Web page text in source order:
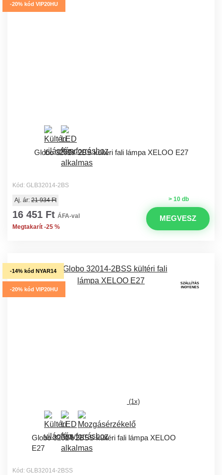
-20% kód VIP20HU
Globo 32014-2BS kültéri fali lámpa XELOO E27
Kód: GLB32014-2BS
> 10 db
Aj. ár: 21 934 Ft
16 451 Ft ÁFA-val
Megtakarít -25 %
MEGVESZ
-14% kód NYAR14
-20% kód VIP20HU
SZÁLLÍTÁS
INGYENES
(1x)
Globo 32014-2BSS kültéri fali lámpa XELOO
E27
Kód: GLB32014-2BSS